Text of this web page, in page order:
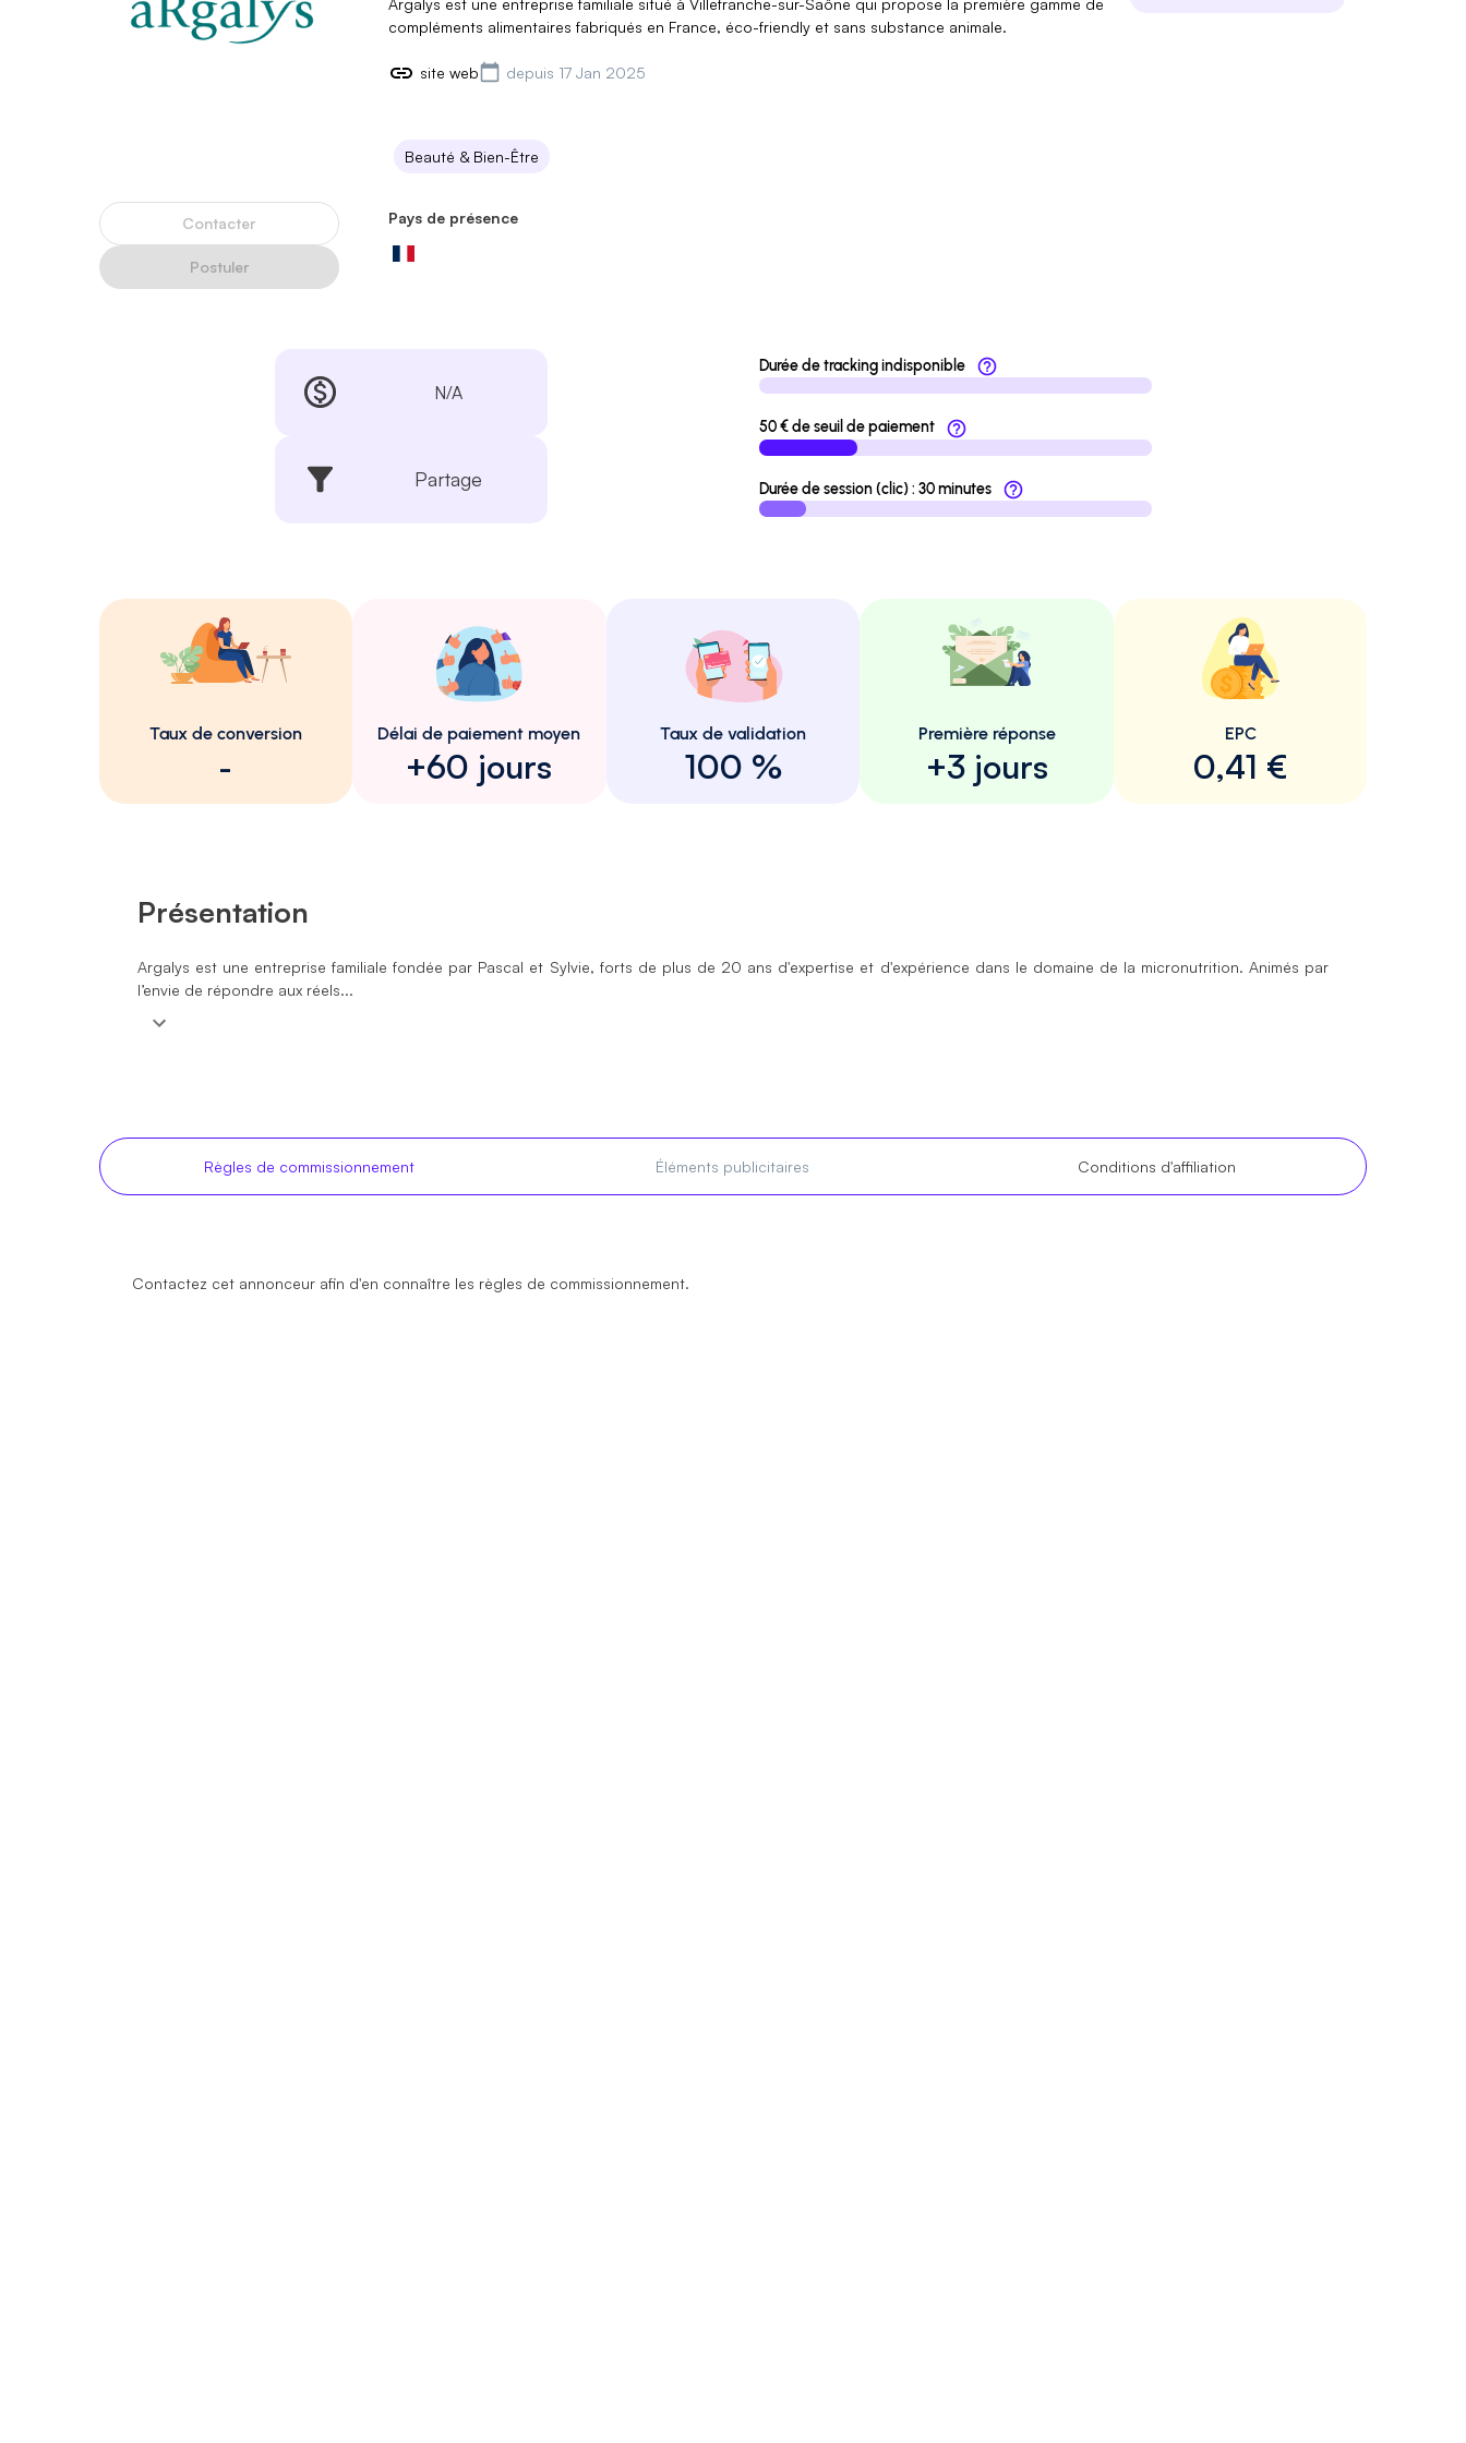
Contacter
Postuler
Argalys est une entreprise familiale situé à Villefranche-sur-Saône qui propose la première gamme de
compléments alimentaires fabriqués en France, éco-friendly et sans substance animale.
site web depuis 17 Jan 2025
Beauté & Bien-Être
Pays de présence
N/A
Partage
Durée de tracking indisponible
50 € de seuil de paiement
Durée de session (clic) : 30 minutes
-
Taux de conversion
+60 jours
Délai de paiement moyen
100 %
Taux de validation
+3 jours
Première réponse
0,41 €
EPC
Présentation
Argalys est une entreprise familiale fondée par Pascal et Sylvie, forts de plus de 20 ans d'expertise et d'expérience dans le domaine de la micronutrition. Animés par
l’envie de répondre aux réels...
Règles de commissionnement Éléments publicitaires Conditions d'affiliation
Contactez cet annonceur afin d'en connaître les règles de commissionnement.